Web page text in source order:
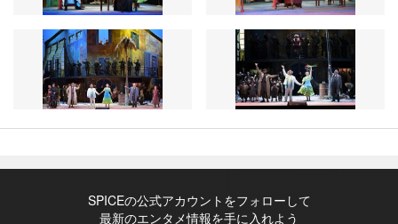
SPICEの公式アカウントをフォローして
最新のエンタメ情報を手に入れよう